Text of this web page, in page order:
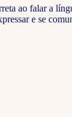
ao falar a
e se